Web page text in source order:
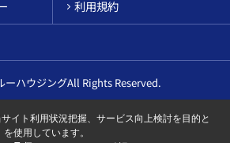
利用規約
ハウジングAll Rights Reserved.
イト利用状況把握、サービス向上検討を目的と
使用しています。